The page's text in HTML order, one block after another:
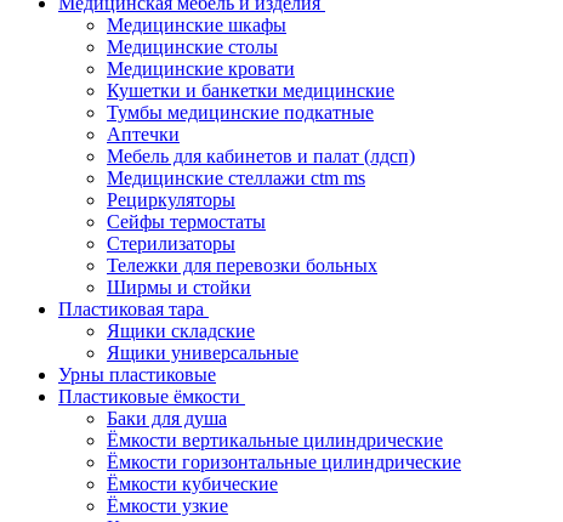
Медицинские шкафы
Медицинские столы
Медицинские кровати
Кушетки и банкетки медицинские
Тумбы медицинские подкатные
Аптечки
Мебель для кабинетов и палат (лдсп)
Медицинские стеллажи ctm ms
Рециркуляторы
Сейфы термостаты
Стерилизаторы
Тележки для перевозки больных
Ширмы и стойки
Пластиковая тара
Ящики складские
Ящики универсальные
Урны пластиковые
Пластиковые ёмкости
Баки для душа
Ёмкости вертикальные цилиндрические
Ёмкости горизонтальные цилиндрические
Ёмкости кубические
Ёмкости узкие